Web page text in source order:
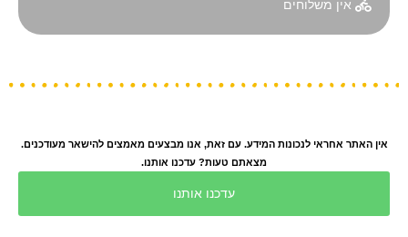
אין משלוחים
אין האתר אחראי לנכונות המידע. עם זאת, אנו מבצעים מאמצים להישאר מעודכנים.
מצאתם טעות? עדכנו אותנו.
עדכנו אותנו